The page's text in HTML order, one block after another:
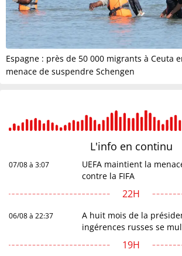
Espagne : près de 50 000 migrants à Ceuta
menace de suspendre Schengen
L'info en continu
07/08 à 3:07
UEFA maintient la
contre la FIFA
22H
06/08 à 22:37
A huit mois de la
ingérences russes se
19H